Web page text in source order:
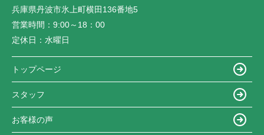
兵庫県丹波市氷上町横田136番地5
営業時間： 9:00～18：00
定休日： 水曜日
トップページ
スタッフ
お客様の声